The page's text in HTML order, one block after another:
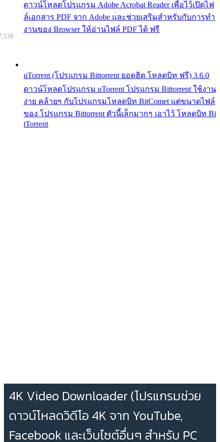
ดาวน์โหลดโปรแกรม Adobe Acrobat Reader เพื่อไว้เปิดไฟ
ล์เอกสาร PDF จาก Adobe และช่วยเสริมสำหรับกับการทำ
งานของ Browser ให้อ่านไฟล์ PDF ได้ ฟรี
uTorrent (โปรแกรม Bittorrent ยอดฮิต โหลดบิท ฟรี) 3.6.0
ดาวน์โหลดโปรแกรม uTorrent โปรแกรม Bittorrent ใช้งาน
ง่าย คล้ายๆ กับโปรแกรมโหลดบิท BitComet แต่ขนาดไฟล์
ของ โปรแกรม Bittorrent ตัวนี้เล็กมากๆ เอาไว้ โหลดบิท Bi
tTorrent
4K Video Downloader (โปรแกรมช่วย
ดาวน์โหลดวิดีโอ 4K จาก YouTube,
Facebook และเว็บไซต์อื่นๆ สำหรับ PC